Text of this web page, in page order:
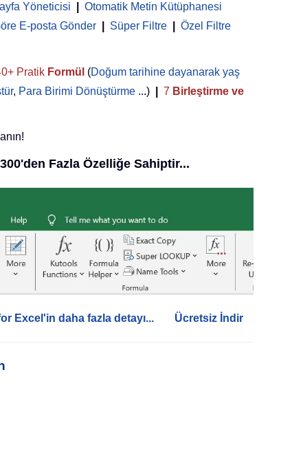
Yöneticisi
Otomatik Metin Kütüphanesi
E-posta Gönder Süper Filtre
Özel Filtre
Pratik Formül (Doğum tarihine dayanarak yaş
, Para Birimi Dönüştürme ...) 7 Birleştirme ve
300'den Fazla Özelliğe Sahiptir...
Excel'in daha fazla detayı... Ücretsiz İndir